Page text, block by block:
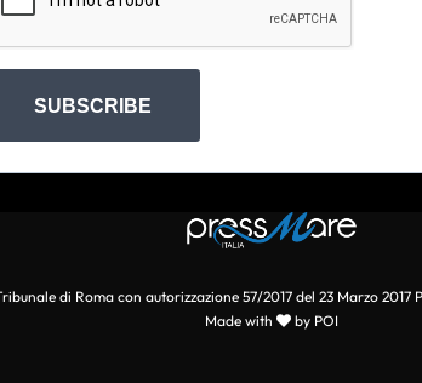
SUBSCRIBE
di Roma con autorizzazione 57/2017 del 23 Marzo 2017
Made with
by POI